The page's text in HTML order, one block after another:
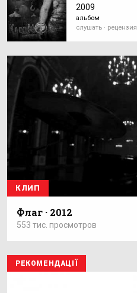
2009
альбом
слушать · рецензия
КЛИП
Флаг · 2012
553 тис. просмотров
РЕКОМЕНДАЦІЇ